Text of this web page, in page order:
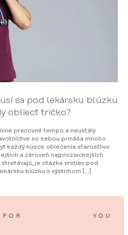
sa pod lekársku blúzku
obliecť tričko?
pracovné tempo a neustály
so sebou prináša mnoho
každý kúsok oblečenia starostlivo
a zároveň najprozaickejších
je otázka vrstiev pod
blúzku s výstrihom […]
FOR YOU